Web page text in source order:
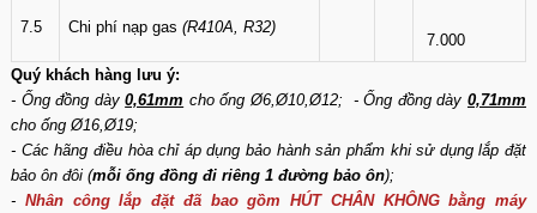
7.5 Chi phí nạp gas (R410A, R32)
7.000
Quý khách hàng lưu ý:
- Ống đồng dày0,61mm cho ống Ø6,Ø10,Ø12; - Ống đồng dày0,71mm
cho ống Ø16,Ø19;
- Các hãng điều hòa chỉ áp dụng bảo hành sản phẩm khi sử dụng lắp đặt
bảo ôn đôi (mỗi ống đồng đi riêng 1 đường bảo ôn);
- Nhân công lắp đặt đã bao gồm HÚT CHÂN KHÔNG bằng máy